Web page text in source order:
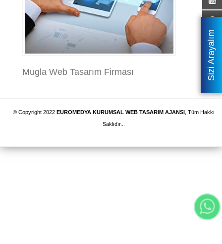
Sizi Arayalım
Mugla Web Tasarım Firması
© Copyright 2022 EUROMEDYA KURUMSAL WEB TASARIM AJANSI, Tüm Hakkı
Saklıdır...